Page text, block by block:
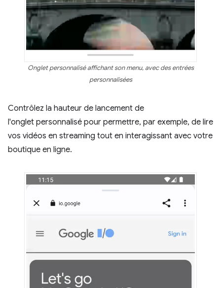
Onglet personnalisé affichant son menu, avec des entrées
personnalisées
Contrôlez la hauteur de lancement de
l'onglet personnalisé pour permettre, par exemple, de lire
vos vidéos en streaming tout en interagissant avec votre
boutique en ligne.